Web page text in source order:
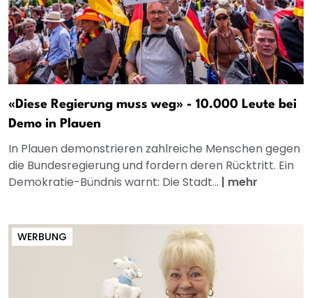
«Diese Regierung muss weg» - 10.000 Leute bei
Demo in Plauen
In Plauen demonstrieren zahlreiche Menschen gegen
die Bundesregierung und fordern deren Rücktritt. Ein
Demokratie-Bündnis warnt: Die Stadt... | mehr
WERBUNG